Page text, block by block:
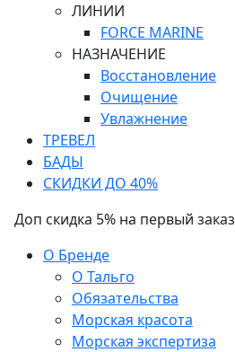
ЛИНИИ
FORCE MARINE
НАЗНАЧЕНИЕ
Восстановление
Очищение
Увлажнение
ТРЕВЕЛ
БАДЫ
СКИДКИ ДО 40%
Доп скидка 5% на первый заказ
О Бренде
О Тальго
Обязательства
Морская красота
Морская экспертиза